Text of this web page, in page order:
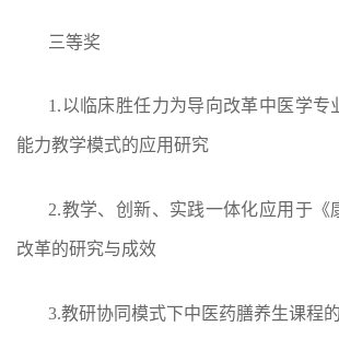
三等奖
1.以临床胜任力为导向改革中医学专
能力教学模式的应用研究
2.教学、创新、实践一体化应用于《
改革的研究与成效
3.教研协同模式下中医药膳养生课程